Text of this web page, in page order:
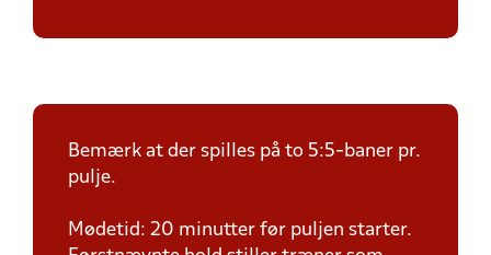
Bemærk at der spilles på to 5:5-baner pr.
pulje.
Mødetid: 20 minutter før puljen starter.